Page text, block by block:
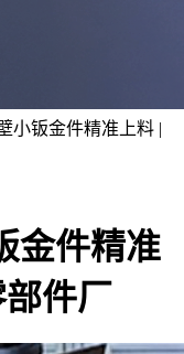
小钣金件精准上料 |
金件精准
件厂